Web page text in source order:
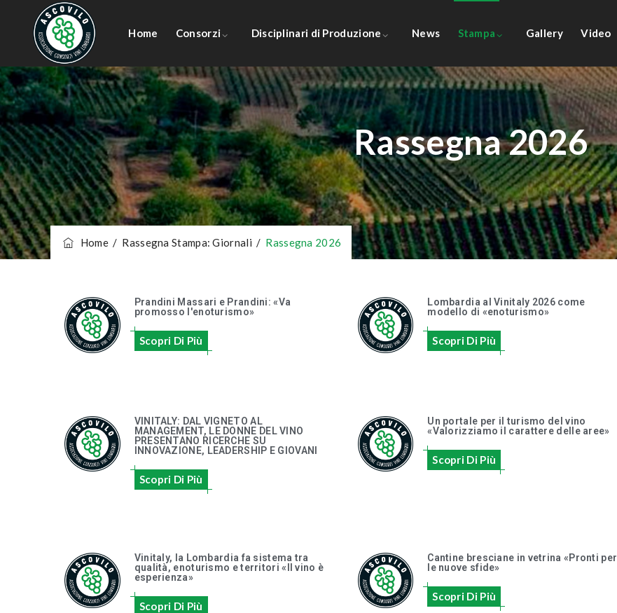
Home Consorzi Disciplinari di Produzione News Stampa Gallery Video
Rassegna 2026
Home/ Rassegna Stampa: Giornali / Rassegna 2026
Prandini Massari e Prandini: «Va
promosso l'enoturismo»
Scopri Di Più
Lombardia al Vinitaly 2026 come
modello di «enoturismo»
Scopri Di Più
VINITALY: DAL VIGNETO AL
MANAGEMENT, LE DONNE DEL VINO
PRESENTANO RICERCHE SU
INNOVAZIONE, LEADERSHIP E GIOVANI
Scopri Di Più
Un portale per il turismo del vino
«Valorizziamo il carattere delle aree»
Scopri Di Più
Vinitaly, la Lombardia fa sistema tra
qualità, enoturismo e territori «Il vino è
esperienza»
Scopri Di Più
Cantine bresciane in vetrina «Pronti per
le nuove sfide»
Scopri Di Più